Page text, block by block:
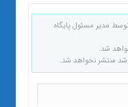
مدیر مسئول پایگاه
شد.
منتشر نخواهد شد.